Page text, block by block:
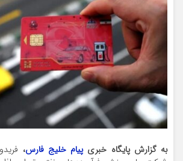
به گزارش پایگاه خبریپیام خلیج فارس،